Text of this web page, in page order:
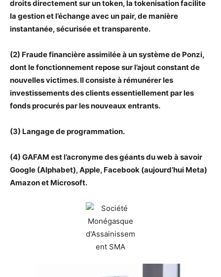
droits directement sur un token, la tokenisation facilite
la gestion et l’échange avec un pair, de manière
instantanée, sécurisée et transparente.
(2) Fraude financière assimilée à un système de Ponzi,
dont le fonctionnement repose sur l’ajout constant de
nouvelles victimes. Il consiste à rémunérer les
investissements des clients essentiellement par les
fonds procurés par les nouveaux entrants.
(3) Langage de programmation.
(4) GAFAM est l’acronyme des géants du web à savoir
Google (Alphabet), Apple, Facebook (aujourd’hui Meta)
Amazon et Microsoft.